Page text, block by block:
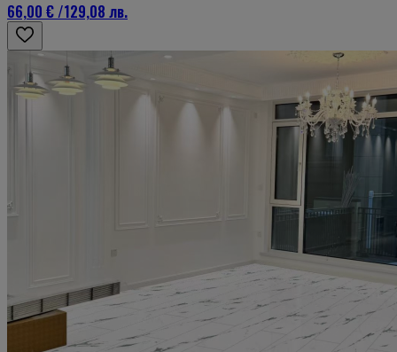
66,00 €/129,08 лв.